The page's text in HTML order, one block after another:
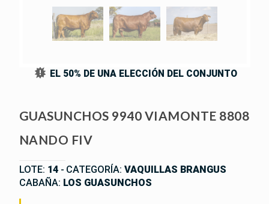
EL 50% DE UNA ELECCIÓN DEL CONJUNTO
GUASUNCHOS 9940 VIAMONTE 8808
NANDO FIV
LOTE: 14- CATEGORÍA: VAQUILLAS BRANGUS
CABAÑA: LOS GUASUNCHOS